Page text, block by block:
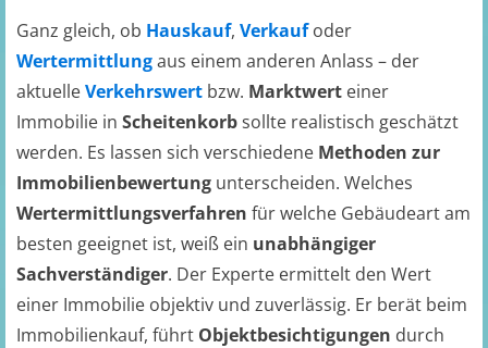
Ganz gleich, ob Hauskauf, Verkaufoder
Wertermittlungaus einem anderen Anlass – der
aktuelleVerkehrswert bzw. Marktwert einer
Immobilie in Scheitenkorbsollte realistisch geschätzt
werden. Es lassen sich verschiedene Methoden zur
Immobilienbewertung unterscheiden. Welches
Wertermittlungsverfahren für welche Gebäudeart am
besten geeignet ist, weiß ein unabhängiger
Sachverständiger. Der Experte ermittelt den Wert
einer Immobilie objektiv und zuverlässig. Er berät beim
Immobilienkauf, führt Objektbesichtigungen durch